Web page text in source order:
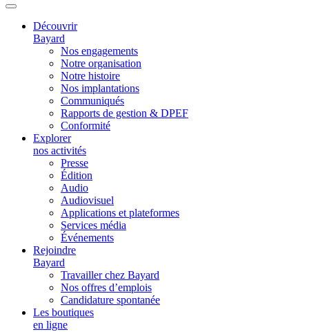
Découvrir
Bayard
Nos engagements
Notre organisation
Notre histoire
Nos implantations
Communiqués
Rapports de gestion & DPEF
Conformité
Explorer
nos activités
Presse
Édition
Audio
Audiovisuel
Applications et plateformes
Services média
Événements
Rejoindre
Bayard
Travailler chez Bayard
Nos offres d’emplois
Candidature spontanée
Les boutiques
en ligne